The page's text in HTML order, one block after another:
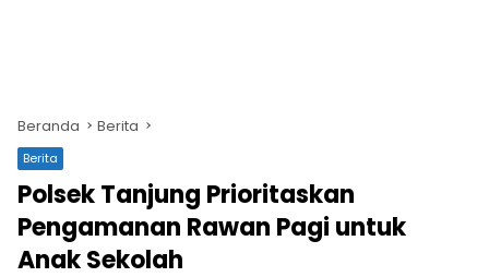
Beranda Berita
Berita
Polsek Tanjung Prioritaskan
Pengamanan Rawan Pagi untuk
Anak Sekolah